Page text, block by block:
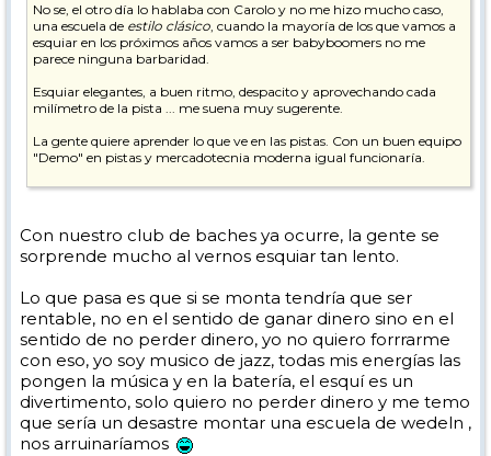
No se, el otro día lo hablaba con Carolo y no me hizo mucho caso,
una escuela de estilo clásico, cuando la mayoría de los que vamos a
esquiar en los próximos años vamos a ser babyboomers no me
parece ninguna barbaridad.
Esquiar elegantes, a buen ritmo, despacito y aprovechando cada
milímetro de la pista ... me suena muy sugerente.
La gente quiere aprender lo que ve en las pistas. Con un buen equipo
"Demo" en pistas y mercadotecnia moderna igual funcionaría.
Eso sí, tiene mucho curro montar eso y un equipo humano del
Pepe
Con nuestro club de baches ya ocurre, la gente se
sorprende mucho al vernos esquiar tan lento.
Lo que pasa es que si se monta tendría que ser
rentable, no en el sentido de ganar dinero sino en el
sentido de no perder dinero, yo no quiero forrrarme
con eso, yo soy musico de jazz, todas mis energías las
pongen la música y en la batería, el esquí es un
divertimento, solo quiero no perder dinero y me temo
que sería un desastre montar una escuela de wedeln ,
nos arruinaríamos